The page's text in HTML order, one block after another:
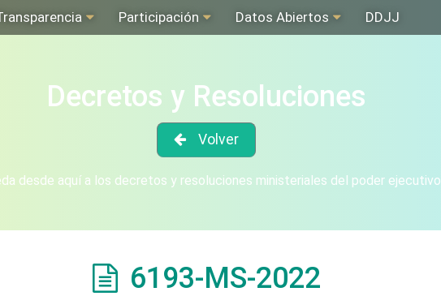
Participación Datos Abiertos DDJJ
Decretos y Resoluciones
Volver
desde aquí a los decretos y resoluciones ministeriales del poder ejecutivo
6193-MS-2022